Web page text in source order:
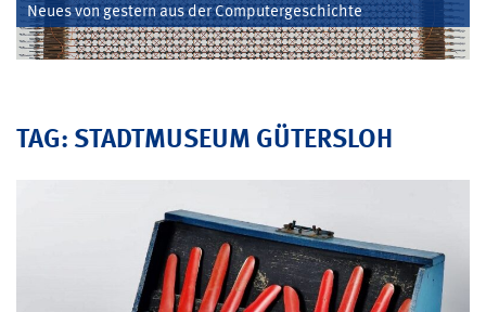
Neues von gestern aus der Computergeschichte
TAG: STADTMUSEUM GÜTERSLOH